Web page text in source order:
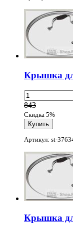
Крышка
843
Скидка 5%
Артикул: st-
Крышка